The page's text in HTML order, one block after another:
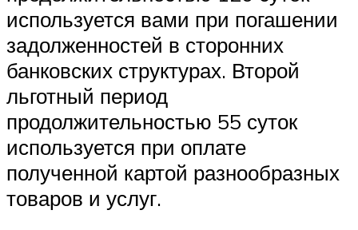
используется вами при погашении
задолженностей в сторонних
банковских структурах. Второй
льготный период
продолжительностью 55 суток
используется при оплате
полученной картой разнообразных
товаров и услуг.